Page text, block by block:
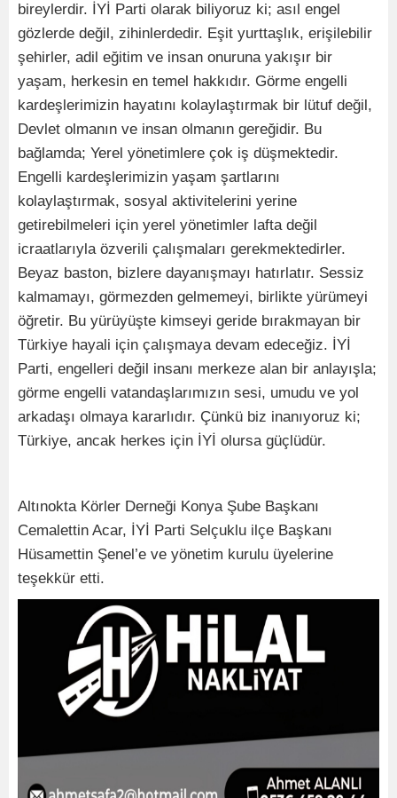
bireylerdir. İYİ Parti olarak biliyoruz ki; asıl engel
gözlerde değil, zihinlerdedir. Eşit yurttaşlık, erişilebilir
şehirler, adil eğitim ve insan onuruna yakışır bir
yaşam, herkesin en temel hakkıdır. Görme engelli
kardeşlerimizin hayatını kolaylaştırmak bir lütuf değil,
Devlet olmanın ve insan olmanın gereğidir. Bu
bağlamda; Yerel yönetimlere çok iş düşmektedir.
Engelli kardeşlerimizin yaşam şartlarını
kolaylaştırmak, sosyal aktivitelerini yerine
getirebilmeleri için yerel yönetimler lafta değil
icraatlarıyla özverili çalışmaları gerekmektedirler.
Beyaz baston, bizlere dayanışmayı hatırlatır. Sessiz
kalmamayı, görmezden gelmemeyi, birlikte yürümeyi
öğretir. Bu yürüyüşte kimseyi geride bırakmayan bir
Türkiye hayali için çalışmaya devam edeceğiz. İYİ
Parti, engelleri değil insanı merkeze alan bir anlayışla;
görme engelli vatandaşlarımızın sesi, umudu ve yol
arkadaşı olmaya kararlıdır. Çünkü biz inanıyoruz ki;
Türkiye, ancak herkes için İYİ olursa güçlüdür.
Altınokta Körler Derneği Konya Şube Başkanı
Cemalettin Acar, İYİ Parti Selçuklu ilçe Başkanı
Hüsamettin Şenel’e ve yönetim kurulu üyelerine
teşekkür etti.